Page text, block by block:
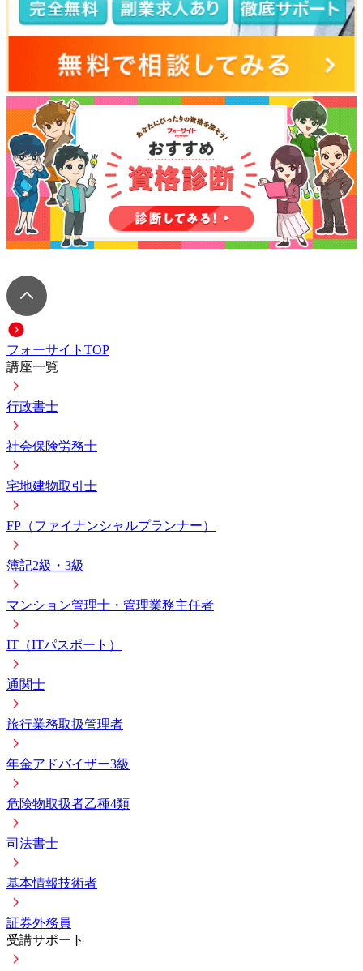
フォーサイトTOP
講座一覧
行政書士
社会保険労務士
宅地建物取引士
FP（ファイナンシャルプランナー）
簿記2級・3級
マンション管理士・管理業務主任者
IT（ITパスポート）
通関士
旅行業務取扱管理者
年金アドバイザー3級
危険物取扱者乙種4類
司法書士
基本情報技術者
証券外務員
受講サポート